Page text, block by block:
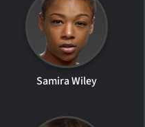
Samira Wiley